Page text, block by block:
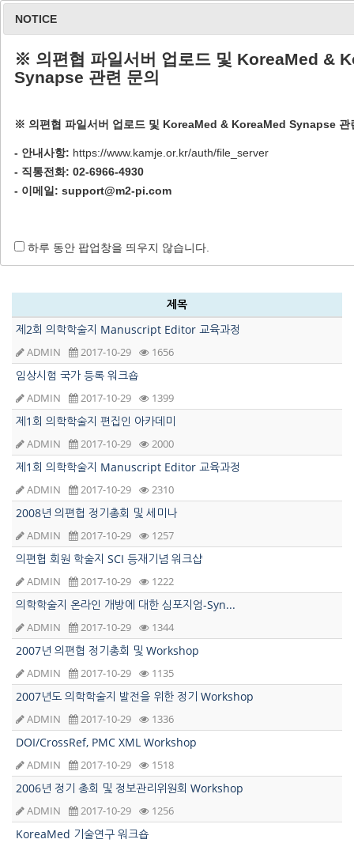
워크숍 자료
제목
제2회 의학학술지 Manuscript Editor 교육과정
ADMIN 2017-10-29 1656
임상시험 국가 등록 워크숍
ADMIN 2017-10-29 1399
제1회 의학학술지 편집인 아카데미
ADMIN 2017-10-29 2000
제1회 의학학술지 Manuscript Editor 교육과정
ADMIN 2017-10-29 2310
2008년 의편협 정기총회 및 세미나
ADMIN 2017-10-29 1257
의편협 회원 학술지 SCI 등재기념 워크샵
ADMIN 2017-10-29 1222
의학학술지 온라인 개방에 대한 심포지엄-Syn...
ADMIN 2017-10-29 1344
2007년 의편협 정기총회 및 Workshop
ADMIN 2017-10-29 1135
2007년도 의학학술지 발전을 위한 정기 Workshop
ADMIN 2017-10-29 1336
DOI/CrossRef, PMC XML Workshop
ADMIN 2017-10-29 1518
2006년 정기 총회 및 정보관리위원회 Workshop
ADMIN 2017-10-29 1256
KoreaMed 기술연구 워크숍
NOTICE
※ 의편협 파일서버 업로드 및 KoreaMed &
Synapse 관련 문의
※ 의편협 파일서버 업로드 및 KoreaMed & KoreaMed Synapse 관
- 안내사항: https://www.kamje.or.kr/auth/file_server
- 직통전화: 02-6966-4930
- 이메일: support@m2-pi.com
하루 동안 팝업창을 띄우지 않습니다.